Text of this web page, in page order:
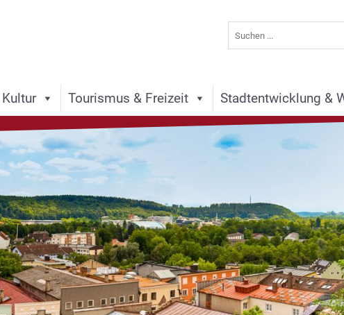
Tourismus & Freizeit Stadtentwicklung &